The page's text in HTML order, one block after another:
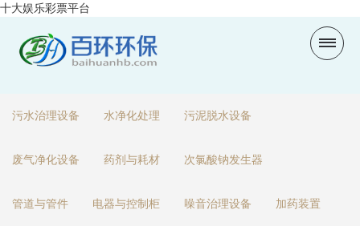
十大娱乐彩票平台
污水治理设备 水净化处理 污泥脱水设备
废气净化设备 药剂与耗材 次氯酸钠发生器
管道与管件 电器与控制柜 噪音治理设备 加药装置